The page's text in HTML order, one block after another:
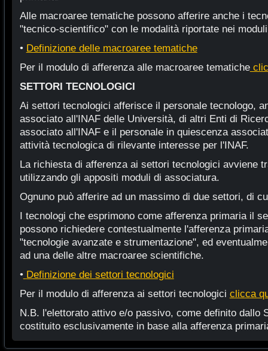
Alle macroaree tematiche possono afferire anche i
"tecnico-scientifico" con le modalità riportate nei
• Definizione delle macroaree tematiche
Per il modulo di afferenza alle macroaree tematiche
SETTORI TECNOLOGICI
Ai settori tecnologici afferisce il personale tecnologo,
associato all'INAF delle Università, di altri Enti di
associato all'INAF e il personale in quiescenza
attività tecnologica di rilevante interesse per l'INAF.
La richiesta di afferenza ai settori tecnologici avviene
utilizzando gli appositi moduli di associatura.
Ognuno può afferire ad un massimo di due settori, di
I tecnologi che esprimono come afferenza primaria il
possono richiedere contestualmente l'afferenza
"tecnologie avanzate e strumentazione", ed
ad una delle altre macroaree scientifiche.
• Definizione dei settori tecnologici
Per il modulo di afferenza ai settori tecnologici clicca
N.B. l'elettorato attivo e/o passivo, come definito dallo
costituito esclusivamente in base alla afferenza